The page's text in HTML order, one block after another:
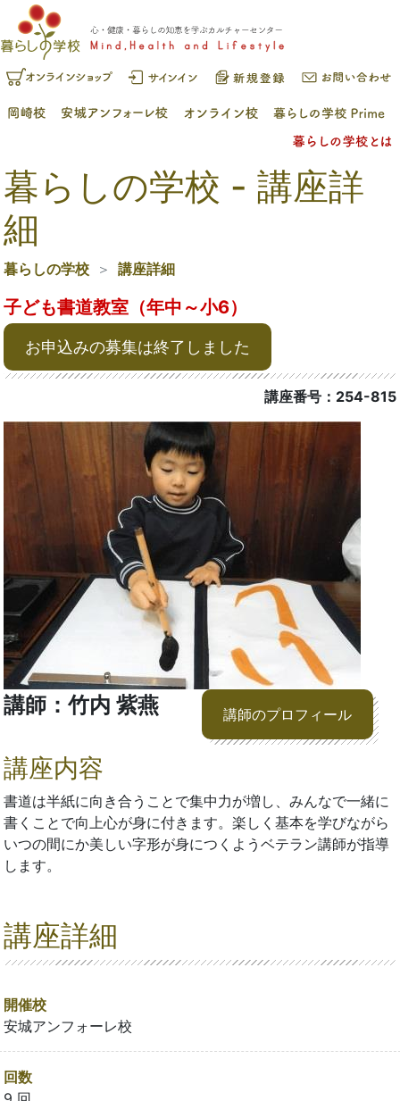
暮らしの学校 - 講座詳
細
暮らしの学校 講座詳細
子ども書道教室（年中～小6）
お申込みの募集は終了しました
講座番号：254-815
講師：竹内 紫燕 講師のプロフィール
講座内容
書道は半紙に向き合うことで集中力が増し、みんなで一緒に
書くことで向上心が身に付きます。楽しく基本を学びながら
いつの間にか美しい字形が身につくようベテラン講師が指導
します。
講座詳細
開催校
安城アンフォーレ校
回数